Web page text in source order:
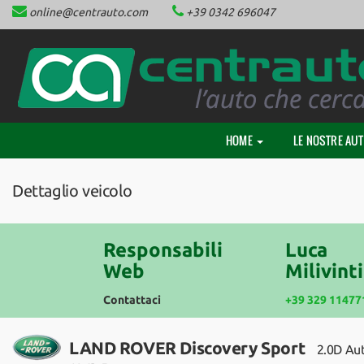
HOME
CHI SIAMO
LE NOSTRE AUTO
NEOPATENTATI
CONTATTACI
online@centrauto.com +39 0342 696047
HOME LE NOSTRE
Dettaglio veicolo
Responsabili
Web
Contattaci
Luca
Milivinti
+39 329
LAND ROVER Discovery Sport
2.0D
Le
preferenze
di
consenso
Il
pannello
consente
esprimere
alle
tecnologie
di